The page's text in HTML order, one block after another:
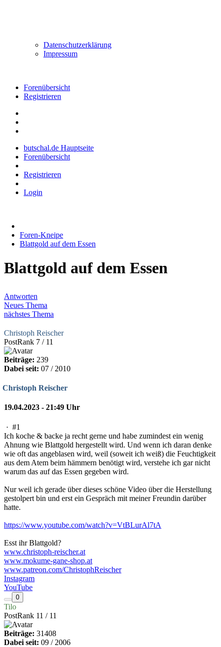
Datenschutzerklärung
Impressum
Forenübersicht
Registrieren
butschal.de Hauptseite
Forenübersicht
Registrieren
Login
Foren-Kneipe
Blattgold auf dem Essen
Blattgold auf dem Essen
Antworten
Neues Thema
nächstes Thema
Christoph Reischer
PostRank 7 / 11
Beiträge: 239
Dabei seit: 07 / 2010
Christoph Reischer
19.04.2023 - 21:49 Uhr
· #1
Ich koche & backe ja recht gerne und habe zumindest ein wenig
Ahnung wie Blattgold hergestellt wird. Und wenn ich daran denke
wie oft das angeblasen wird, weil (soweit ich weiß) die Feuchtigkeit
aus dem Atem beim hämmern benötigt wird, verstehe ich gar nicht
warum das auf das Essen gegeben wird.
Nur weil ich gerade über dieses schöne Video über die Herstellung
gestolpert bin und erst ein Gespräch mit meiner Freundin darüber
hatte.
https://www.youtube.com/watch?v=VtBLurAl7tA
Esst ihr Blattgold?
www.christoph-reischer.at
www.mokume-gane-shop.at
www.patreon.com/ChristophReischer
Instagram
YouTube
0
Tilo
PostRank 11 / 11
Beiträge: 31408
Dabei seit: 09 / 2006